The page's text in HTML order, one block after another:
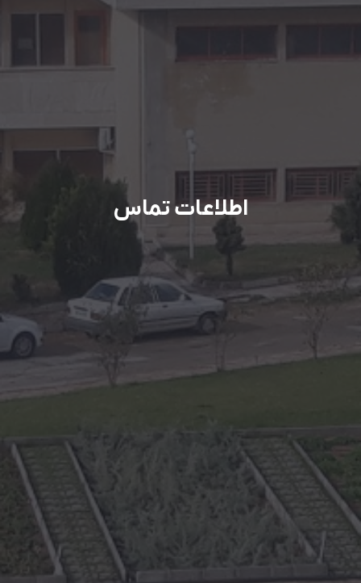
اطلاعات تماس